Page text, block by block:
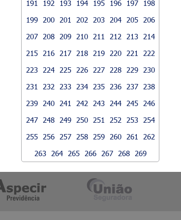
191
192 193 194 195 196 197
198
199
200 201 202 203 204 205
206
207
208 209 210 211 212 213
214
215
216 217 218 219 220 221
222
223
224 225 226 227 228 229
230
231
232 233 234 235 236 237
238
239
240 241 242 243 244 245
246
247
248 249 250 251 252 253
254
255
256 257 258 259 260 261
262
263
264 265 266 267 268 269